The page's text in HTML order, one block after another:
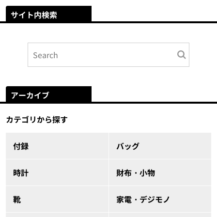
サイト内検索
アーカイブ
カテゴリから探す
付録 バッグ
時計 財布・小物
靴 家電・デジモノ